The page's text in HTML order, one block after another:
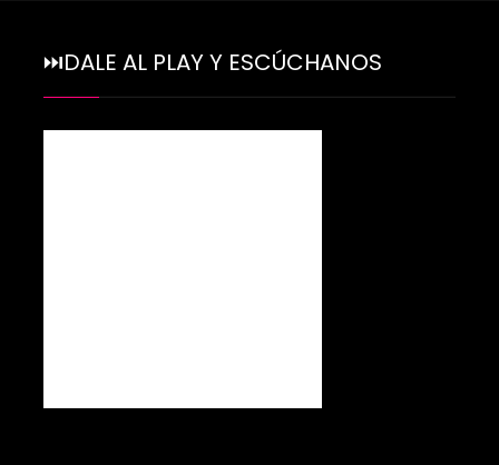
⏭DALE AL PLAY Y ESCÚCHANOS